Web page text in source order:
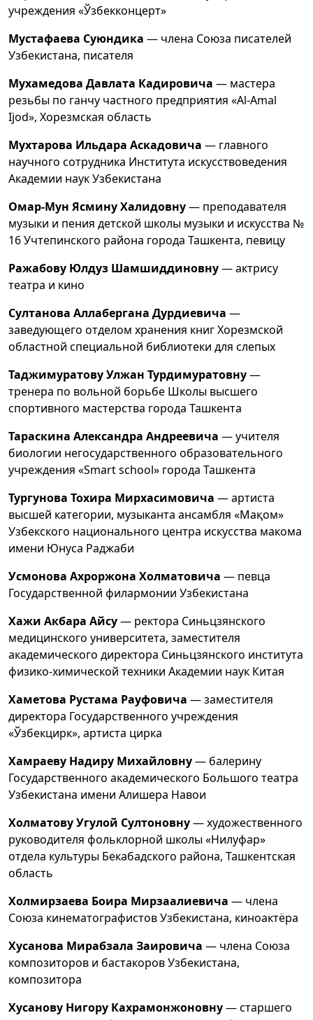
учреждения «Ўзбекконцерт»
Мустафаева Суюндика — члена Союза писателей
Узбекистана, писателя
Мухамедова Давлата Кадировича — мастера
резьбы по ганчу частного предприятия «Al-Amal
Ijod», Хорезмская область
Мухтарова Ильдара Аскадовича — главного
научного сотрудника Института искусствоведения
Академии наук Узбекистана
Омар-Мун Ясмину Халидовну— преподавателя
музыки и пения детской школы музыки и искусства №
16 Учтепинского района города Ташкента, певицу
Ражабову Юлдуз Шамшиддиновну— актрису
театра и кино
Султанова Аллабергана Дурдиевича —
заведующего отделом хранения книг Хорезмской
областной специальной библиотеки для слепых
Таджимуратову Улжан Турдимуратовну—
тренера по вольной борьбе Школы высшего
спортивного мастерства города Ташкента
Тараскина Александра Андреевича — учителя
биологии негосударственного образовательного
учреждения «Smart school» города Ташкента
Тургунова Тохира Мирхасимовича — артиста
высшей категории, музыканта ансамбля «Мақом»
Узбекского национального центра искусства макома
имени Юнуса Раджаби
Усмоновa Ахроржона Холматовича — певца
Государственной филармонии Узбекистана
Хажи Акбара Айсу— ректора Синьцзянского
медицинского университета, заместителя
академического директора Синьцзянского института
физико-химической техники Академии наук Китая
Хаметова Рустама Рауфовича — заместителя
директора Государственного учреждения
«Ўзбекцирк», артиста цирка
Хамраеву Надиру Михайловну— балерину
Государственного академического Большого театра
Узбекистана имени Алишера Навои
Холматову Угулой Султоновну— художественного
руководителя фольклорной школы «Нилуфар»
отдела культуры Бекабадского района, Ташкентская
область
Холмирзаева Боирa Мирзаалиевича — члена
Союза кинематографистов Узбекистана, киноактёра
Хусанова Мирабзала Заировича — члена Союза
композиторов и бастакоров Узбекистана,
композитора
Хусанову Нигору Кахрамонжоновну— старшего